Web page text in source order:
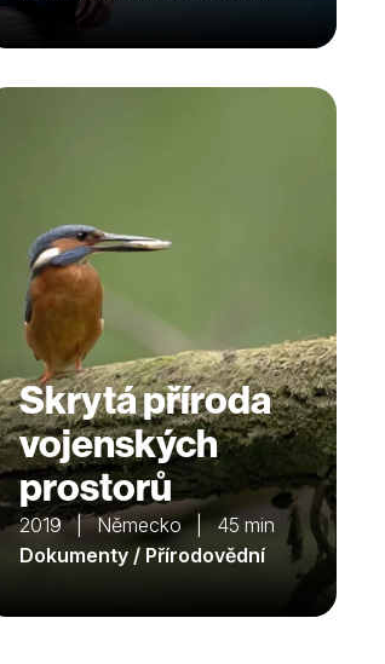
Skrytá příroda
vojenských
prostorů
2019 | Německo | 45 min
Dokumenty / Přírodovědní